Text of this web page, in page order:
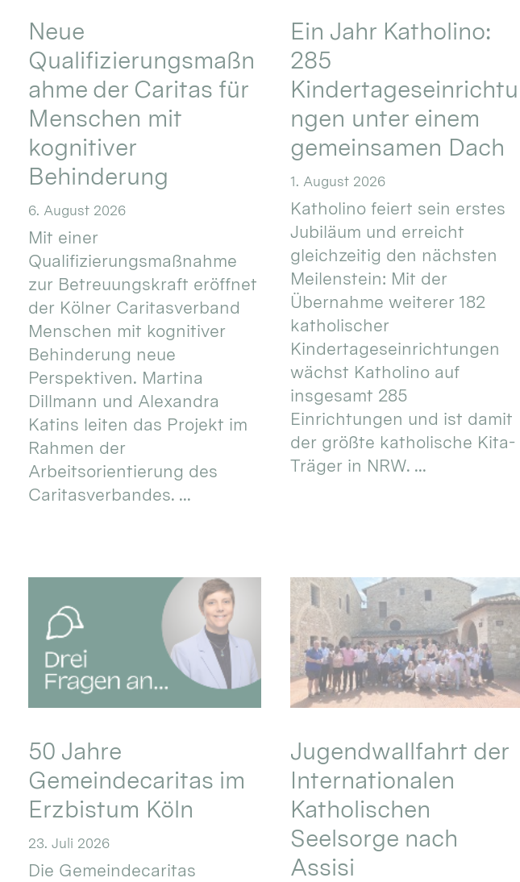
Neue
Qualifizierungsmaßn
ahme der Caritas für
Menschen mit
kognitiver
Behinderung
6. August 2026
Mit einer
Qualifizierungsmaßnahme
zur Betreuungskraft eröffnet
der Kölner Caritasverband
Menschen mit kognitiver
Behinderung neue
Perspektiven. Martina
Dillmann und Alexandra
Katins leiten das Projekt im
Rahmen der
Arbeitsorientierung des
Caritasverbandes. ...
Ein Jahr Katholino:
285
Kindertageseinrichtu
ngen unter einem
gemeinsamen Dach
1. August 2026
Katholino feiert sein erstes
Jubiläum und erreicht
gleichzeitig den nächsten
Meilenstein: Mit der
Übernahme weiterer 182
katholischer
Kindertageseinrichtungen
wächst Katholino auf
insgesamt 285
Einrichtungen und ist damit
der größte katholische Kita-
Träger in NRW. ...
50 Jahre
Gemeindecaritas im
Erzbistum Köln
23. Juli 2026
Die Gemeindecaritas
Jugendwallfahrt der
Internationalen
Katholischen
Seelsorge nach
Assisi